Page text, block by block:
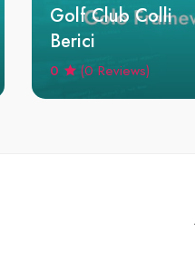
Golf Club Colli
Berici
0 (0 Reviews)